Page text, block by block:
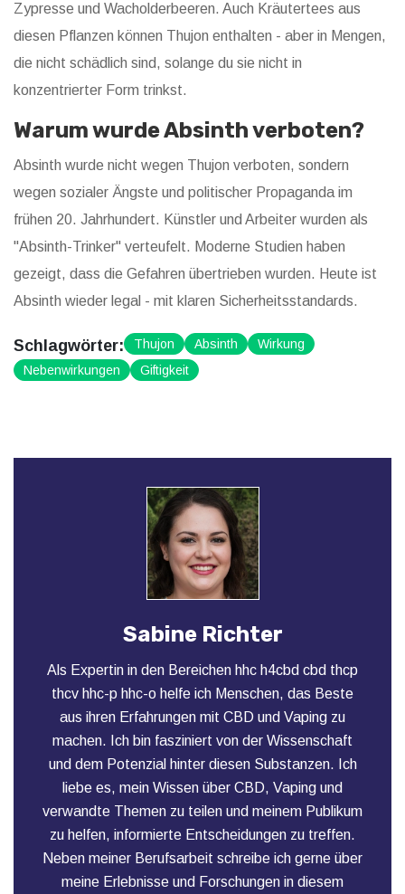
Zypresse und Wacholderbeeren. Auch Kräutertees aus
diesen Pflanzen können Thujon enthalten - aber in Mengen,
die nicht schädlich sind, solange du sie nicht in
konzentrierter Form trinkst.
Warum wurde Absinth verboten?
Absinth wurde nicht wegen Thujon verboten, sondern
wegen sozialer Ängste und politischer Propaganda im
frühen 20. Jahrhundert. Künstler und Arbeiter wurden als
"Absinth-Trinker" verteufelt. Moderne Studien haben
gezeigt, dass die Gefahren übertrieben wurden. Heute ist
Absinth wieder legal - mit klaren Sicherheitsstandards.
Schlagwörter: Thujon Absinth
Wirkung
Nebenwirkungen
Giftigkeit
Sabine Richter
Als Expertin in den Bereichen hhc h4cbd cbd thcp
thcv hhc-p hhc-o helfe ich Menschen, das Beste
aus ihren Erfahrungen mit CBD und Vaping zu
machen. Ich bin fasziniert von der Wissenschaft
und dem Potenzial hinter diesen Substanzen. Ich
liebe es, mein Wissen über CBD, Vaping und
verwandte Themen zu teilen und meinem Publikum
zu helfen, informierte Entscheidungen zu treffen.
Neben meiner Berufsarbeit schreibe ich gerne über
meine Erlebnisse und Forschungen in diesem